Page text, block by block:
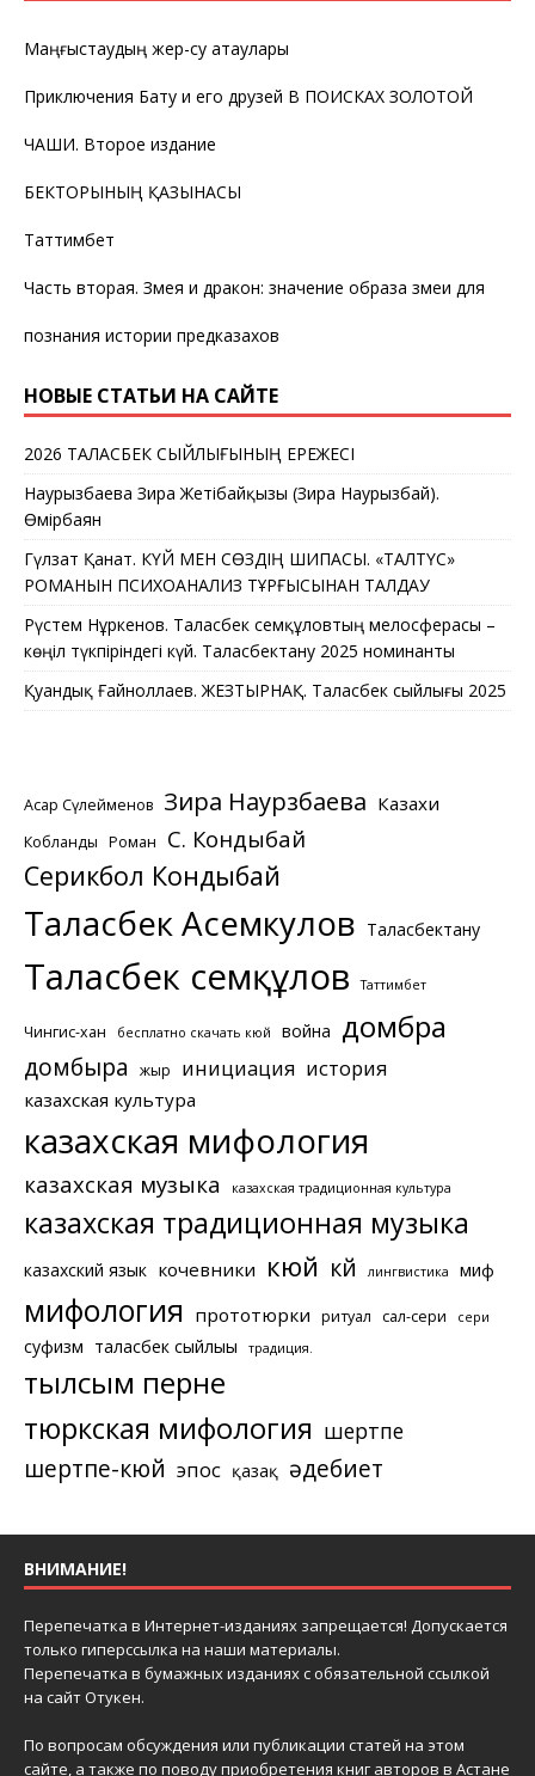
Маңғыстаудың жер-су атаулары
Приключения Бату и его друзей В ПОИСКАХ ЗОЛОТОЙ
ЧАШИ. Второе издание
БЕКТОРЫНЫҢ ҚАЗЫНАСЫ
Таттимбет
Часть вторая. Змея и дракон: значение образа змеи для
познания истории предказахов
НОВЫЕ СТАТЬИ НА САЙТЕ
2026 ТАЛАСБЕК СЫЙЛЫҒЫНЫҢ ЕРЕЖЕСІ
Наурызбаева Зира Жетібайқызы (Зира Наурызбай).
Өмірбаян
Гүлзат Қанат. КҮЙ МЕН СӨЗДІҢ ШИПАСЫ. «ТАЛТҮС»
РОМАНЫН ПСИХОАНАЛИЗ ТҰРҒЫСЫНАН ТАЛДАУ
Рүстем Нұркенов. Таласбек Әсемқұловтың мелосферасы –
көңіл түкпіріндегі күй. Таласбектану 2025 номинанты
Қуандық Ғайноллаев. ЖЕЗТЫРНАҚ. Таласбек сыйлығы 2025
Асқар Сүлейменов Зира Наурзбаева Казахи
Кобланды Роман С. Кондыбай
Серикбол Кондыбай
Таласбек Асемкулов Таласбектану
Таласбек Әсемқұлов Таттимбет
Чингис-хан бесплатно скачать кюй война домбра
домбыра жыр инициация история
казахская культура
казахская мифология
казахская музыка казахская традиционная культура
казахская традиционная музыка
казахский язык кочевники кюй күй лингвистика миф
мифология прототюрки ритуал сал-сери сери
суфизм таласбек сыйлығы традиция.
тылсым перне
тюркская мифология шертпе
шертпе-кюй эпос қазақ әдебиет
ВНИМАНИЕ!
Перепечатка в Интернет-изданиях запрещается! Допускается
только гиперссылка на наши материалы.
Перепечатка в бумажных изданиях с обязательной ссылкой
на сайт Отукен.
По вопросам обсуждения или публикации статей на этом
сайте, а также по поводу приобретения книг авторов в Астане